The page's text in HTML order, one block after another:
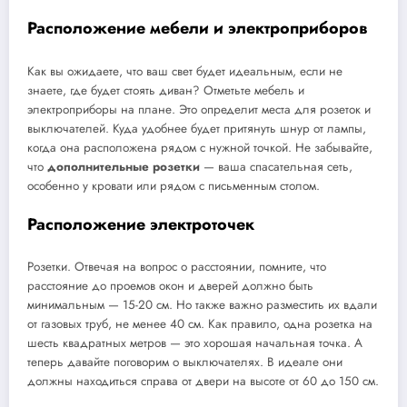
Расположение мебели и электроприборов
Как вы ожидаете, что ваш свет будет идеальным, если не
знаете, где будет стоять диван? Отметьте мебель и
электроприборы на плане. Это определит места для розеток и
выключателей. Куда удобнее будет притянуть шнур от лампы,
когда она расположена рядом с нужной точкой. Не забывайте,
что дополнительные розетки — ваша спасательная сеть,
особенно у кровати или рядом с письменным столом.
Расположение электроточек
Розетки. Отвечая на вопрос о расстоянии, помните, что
расстояние до проемов окон и дверей должно быть
минимальным — 15-20 см. Но также важно разместить их вдали
от газовых труб, не менее 40 см. Как правило, одна розетка на
шесть квадратных метров — это хорошая начальная точка. А
теперь давайте поговорим о выключателях. В идеале они
должны находиться справа от двери на высоте от 60 до 150 см.